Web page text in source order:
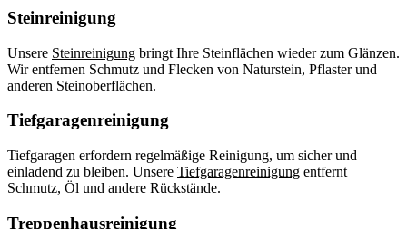
Steinreinigung
Unsere Steinreinigung bringt Ihre Steinflächen wieder zum Glänzen.
Wir entfernen Schmutz und Flecken von Naturstein, Pflaster und
anderen Steinoberflächen.
Tiefgaragenreinigung
Tiefgaragen erfordern regelmäßige Reinigung, um sicher und
einladend zu bleiben. Unsere Tiefgaragenreinigung entfernt
Schmutz, Öl und andere Rückstände.
Treppenhausreinigung